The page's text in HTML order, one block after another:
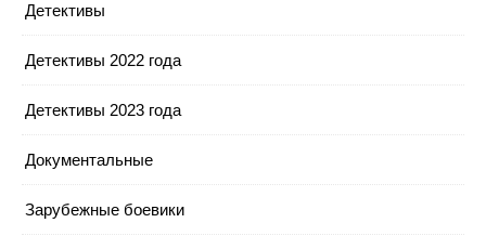
Детективы
Детективы 2022 года
Детективы 2023 года
Документальные
Зарубежные боевики